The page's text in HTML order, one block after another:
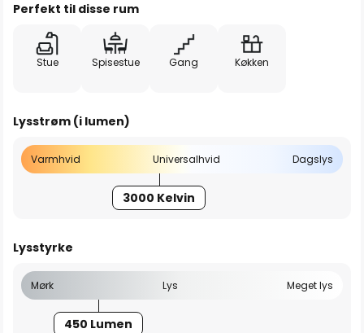
Perfekt til disse rum
Stue Spisestue Gang Køkken
Lysstrøm (i lumen)
Varmhvid Universalhvid Dagslys
3000 Kelvin
Lysstyrke
Mørk Lys Meget lys
450 Lumen